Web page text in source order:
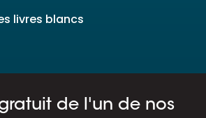
livres blancs
de l'un de nos